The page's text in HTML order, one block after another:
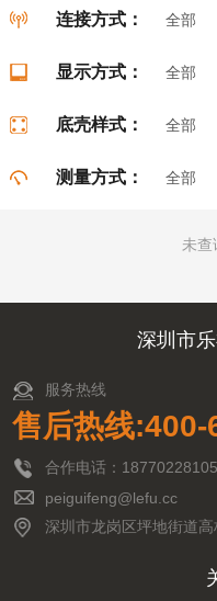
连接方式： 全部
显示方式： 全部
底壳样式： 全部
测量方式： 全部
未查
深圳市
服务热线
售后热线:400-
合作电话：18770228105
peiguifeng@lefu.cc
深圳市龙岗区坪地街道